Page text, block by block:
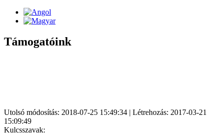
Támogatóink
Utolsó módosítás: 2018-07-25 15:49:34 | Létrehozás: 2017-03-21
15:09:49
Kulcsszavak: